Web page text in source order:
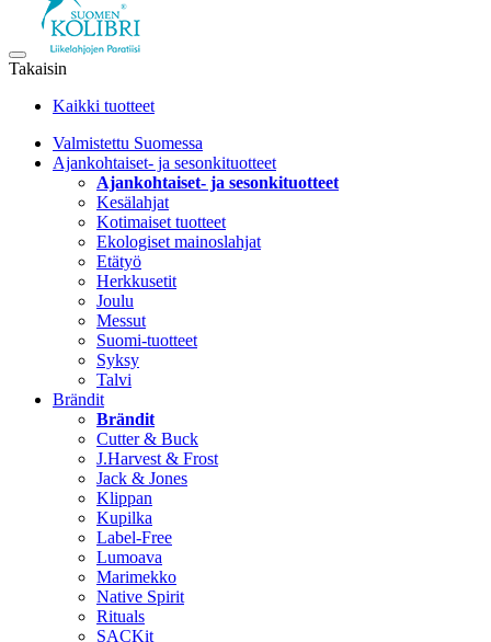
Takaisin
Kaikki tuotteet
Valmistettu Suomessa
Ajankohtaiset- ja sesonkituotteet
Ajankohtaiset- ja sesonkituotteet
Kesälahjat
Kotimaiset tuotteet
Ekologiset mainoslahjat
Etätyö
Herkkusetit
Joulu
Messut
Suomi-tuotteet
Syksy
Talvi
Brändit
Brändit
Cutter & Buck
J.Harvest & Frost
Jack & Jones
Klippan
Kupilka
Label-Free
Lumoava
Marimekko
Native Spirit
Rituals
SACKit